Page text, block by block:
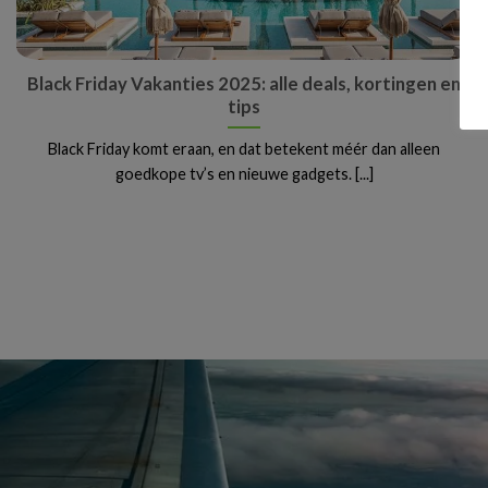
Black Friday Vakanties 2025: alle deals, kortingen en
tips
Black Friday komt eraan, en dat betekent méér dan alleen
goedkope tv’s en nieuwe gadgets. [...]